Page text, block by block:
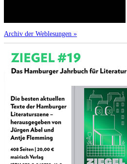
Archiv der Weblesungen »